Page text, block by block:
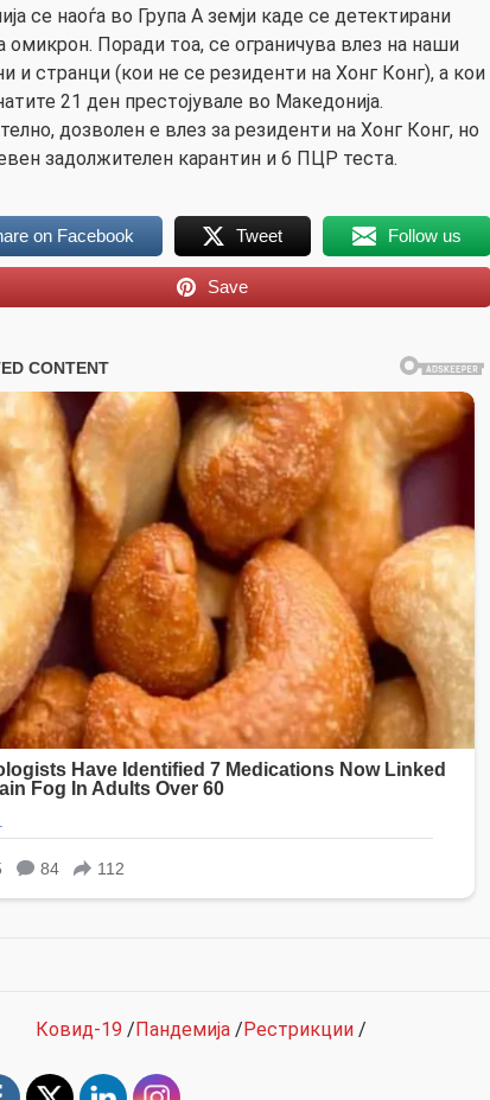
се наоѓа во Група А земји каде се детектирани
омикрон. Поради тоа, се ограничува влез на наши
и странци (кои не се резиденти на Хонг Конг), а кои
21 ден престојувале во Македонија.
дозволен е влез за резиденти на Хонг Конг, но
задолжителен карантин и 6 ПЦР теста.
on Facebook Tweet Follow us
Save
Ковид-19 /Пандемија /Рестрикции /